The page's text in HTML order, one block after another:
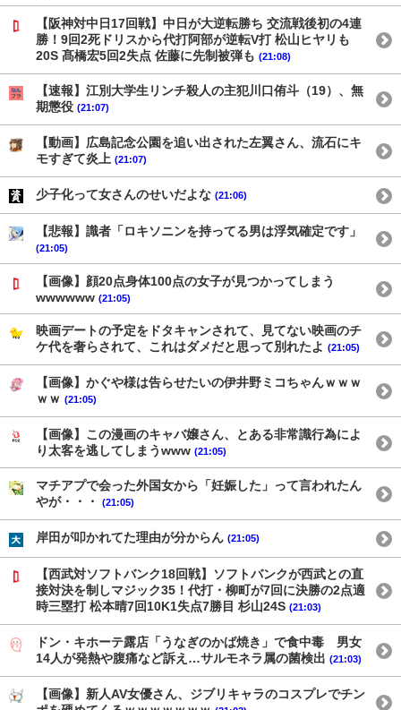
【阪神対中日17回戦】中日が大逆転勝ち 交流戦後初の4連
勝！9回2死ドリスから代打阿部が逆転V打 松山ヒヤリも
20S 髙橋宏5回2失点 佐藤に先制被弾も (21:08)
【速報】江別大学生リンチ殺人の主犯川口侑斗（19）、無
期懲役 (21:07)
【動画】広島記念公園を追い出された左翼さん、流石にキ
モすぎて炎上 (21:07)
少子化って女さんのせいだよな (21:06)
【悲報】識者「ロキソニンを持ってる男は浮気確定です」
(21:05)
【画像】顔20点身体100点の女子が見つかってしまう
wwwwww (21:05)
映画デートの予定をドタキャンされて、見てない映画のチ
ケ代を奢らされて、これはダメだと思って別れたよ (21:05)
【画像】かぐや様は告らせたいの伊井野ミコちゃんｗｗｗ
ｗｗ (21:05)
【画像】この漫画のキャバ嬢さん、とある非常識行為によ
り太客を逃してしまうwww (21:05)
マチアプで会った外国女から「妊娠した」って言われたん
やが・・・
(21:05)
岸田が叩かれてた理由が分からん (21:05)
【西武対ソフトバンク18回戦】ソフトバンクが西武との直
接対決を制しマジック35！代打・柳町が7回に決勝の2点適
時三塁打 松本晴7回10K1失点7勝目 杉山24S (21:03)
ドン・キホーテ露店「うなぎのかば焼き」で食中毒 男女
14人が発熱や腹痛など訴え…サルモネラ属の菌検出 (21:03)
【画像】新人AV女優さん、ジブリキャラのコスプレでチン